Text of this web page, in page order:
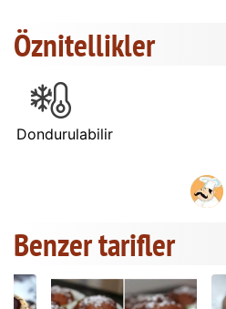
Öznitellikler
Dondurulabilir
Benzer tarifler